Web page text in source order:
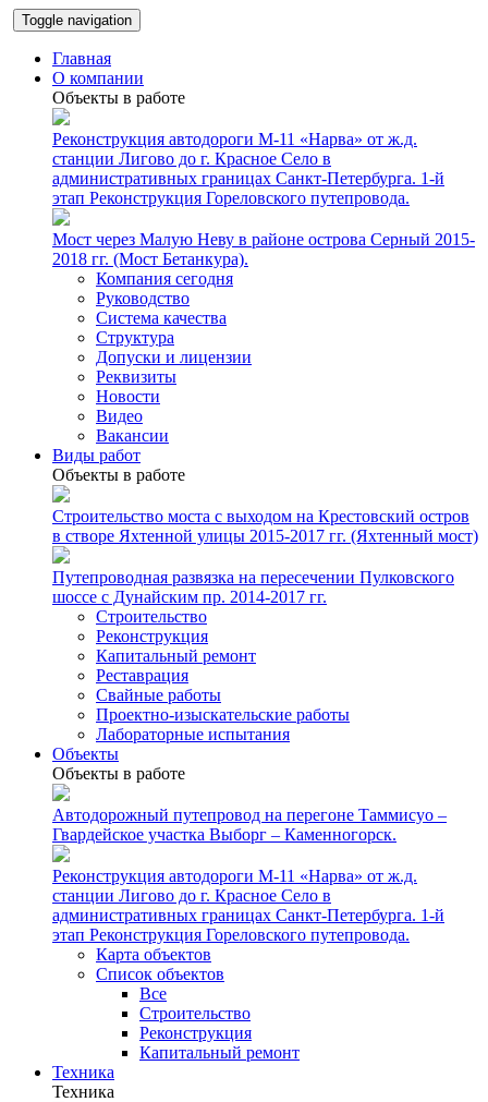
Toggle navigation
Главная
О компании
Объекты в работе
Реконструкция автодороги М-11 «Нарва» от ж.д.
станции Лигово до г. Красное Село в
административных границах Санкт-Петербурга. 1-й
этап Реконструкция Гореловского путепровода.
Мост через Малую Неву в районе острова Серный 2015-
2018 гг. (Мост Бетанкура).
Компания сегодня
Руководство
Система качества
Структура
Допуски и лицензии
Реквизиты
Новости
Видео
Вакансии
Виды работ
Объекты в работе
Строительство моста с выходом на Крестовский остров
в створе Яхтенной улицы 2015-2017 гг. (Яхтенный мост)
Путепроводная развязка на пересечении Пулковского
шоссе с Дунайским пр. 2014-2017 гг.
Строительство
Реконструкция
Капитальный ремонт
Реставрация
Свайные работы
Проектно-изыскательские работы
Лабораторные испытания
Объекты
Объекты в работе
Автодорожный путепровод на перегоне Таммисуо –
Гвардейское участка Выборг – Каменногорск.
Реконструкция автодороги М-11 «Нарва» от ж.д.
станции Лигово до г. Красное Село в
административных границах Санкт-Петербурга. 1-й
этап Реконструкция Гореловского путепровода.
Карта объектов
Список объектов
Все
Строительство
Реконструкция
Капитальный ремонт
Техника
Техника